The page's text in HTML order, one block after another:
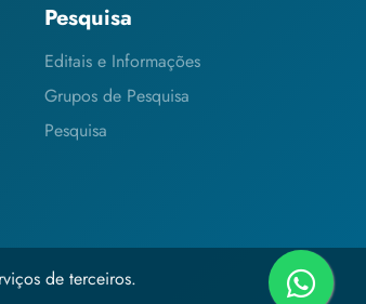
Pesquisa
Editais e Informações
Grupos de Pesquisa
Pesquisa
de terceiros.